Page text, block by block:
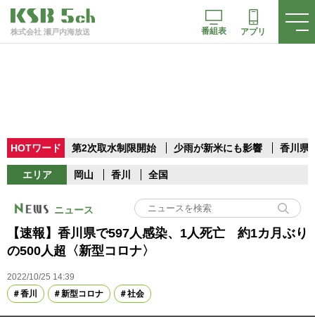
株式会社 瀬戸内海放送 番組表 アプリ
HOTワード 第2次取水制限開始 少雨が新米にも影響 香川県
エリア 岡山 香川 全国
ニュース
【速報】香川県で597人感染、1人死亡 約1カ月ぶり
の500人超〈新型コロナ〉
2022/10/25 14:39
香川
新型コロナ 社会